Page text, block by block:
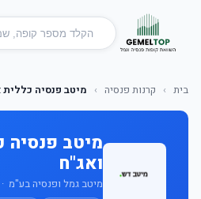
בית › קרנות פנסיה › מיטב פנסיה
מיטב פנסיה
ואג"ח
מיטב גמל ופנסיה בע"מ ·